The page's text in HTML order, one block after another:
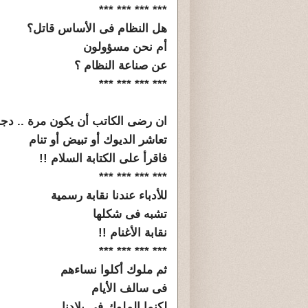
*** *** *** ***
هل النظام فى الأساس قاتل؟
أم نحن مسؤولون
عن صناعة النظام ؟
*** *** *** ***
ان رضى الكاتب أن يكون مرة ..
تعاشر الديوك أو تبيض أو تنام
فاقرأ على الكتابة السلام !!
*** *** *** ***
للأدباء عندنا نقابة رسمية
تشبه فى شكلها
نقابة الأغنام !!
*** *** *** ***
ثم ملوك أكلوا نساءهم
فى سالف الأيام